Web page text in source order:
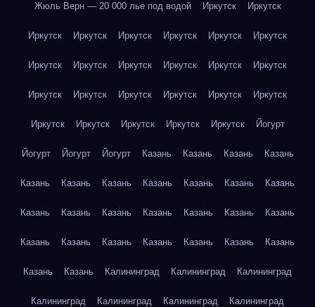
Жюль Верн — 20 000 лье под водой Иркутск Иркутск
Иркутск Иркутск Иркутск Иркутск Иркутск Иркутск
Иркутск Иркутск Иркутск Иркутск Иркутск Иркутск
Иркутск Иркутск Иркутск Иркутск Иркутск Иркутск
Иркутск Иркутск Иркутск Иркутск Иркутск Йогурт
Йогурт Йогурт Йогурт Казань Казань Казань Казань
Казань Казань Казань Казань Казань Казань Казань
Казань Казань Казань Казань Казань Казань Казань
Казань Казань Казань Казань Казань Казань Казань
Казань Казань Калининград Калининград Калининград
Калининград Калининград Калининград Калининград